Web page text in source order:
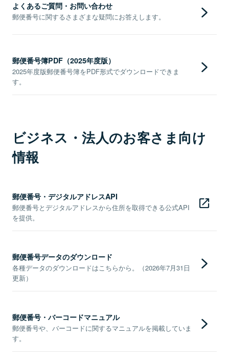
よくあるご質問・お問い合わせ
郵便番号に関するさまざまな疑問にお答えします。
郵便番号簿PDF（2025年度版）
2025年度版郵便番号簿をPDF形式でダウンロードできま
す。
ビジネス・法人のお客さま向け
情報
郵便番号・デジタルアドレスAPI
郵便番号とデジタルアドレスから住所を取得できる公式API
を提供。
郵便番号データのダウンロード
各種データのダウンロードはこちらから。（2026年7月31日
更新）
郵便番号・バーコードマニュアル
郵便番号や、バーコードに関するマニュアルを掲載していま
す。